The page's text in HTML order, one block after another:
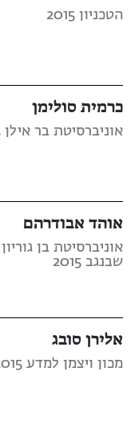
הטכניון 2015
כרמית סולימן
אוניברסיטת בר אילן 2015
אוהד אבודרהם
אוניברסיטת בן גוריון
שבנגב 2015
אלירן סובג
מכון ויצמן למדע 2015